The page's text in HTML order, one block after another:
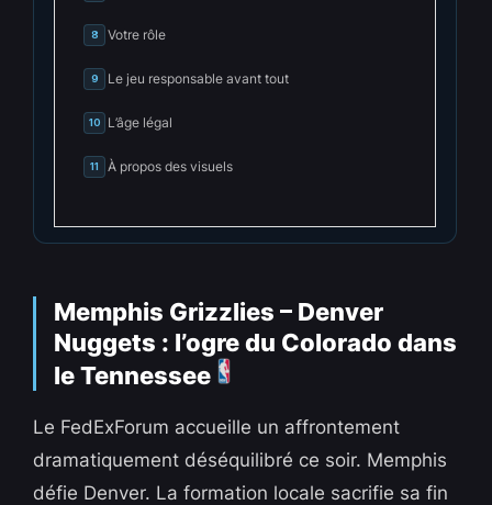
8 Votre rôle
9 Le jeu responsable avant tout
10 L’âge légal
11 À propos des visuels
Memphis Grizzlies – Denver
Nuggets : l’ogre du Colorado dans
le Tennessee
Le FedExForum accueille un affrontement
dramatiquement déséquilibré ce soir. Memphis
défie Denver. La formation locale sacrifie sa fin